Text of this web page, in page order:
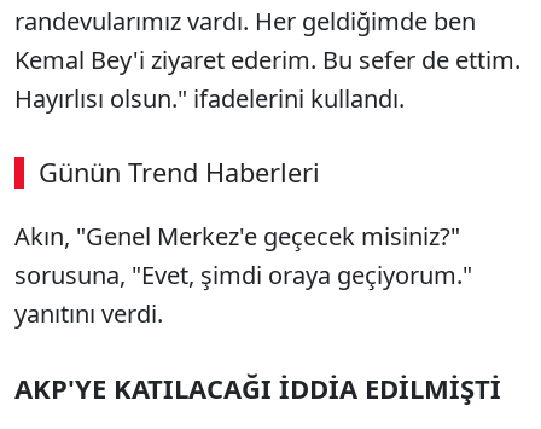
randevularımız vardı. Her geldiğimde ben
Kemal Bey'i ziyaret ederim. Bu sefer de ettim.
Hayırlısı olsun." ifadelerini kullandı.
Günün Trend Haberleri
SÖZCÜ SON DAKİKA
Akın, "Genel Merkez'e geçecek misiniz?"
sorusuna, "Evet, şimdi oraya geçiyorum."
yanıtını verdi.
AKP'YE KATILACAĞI İDDİA EDİLMİŞTİ